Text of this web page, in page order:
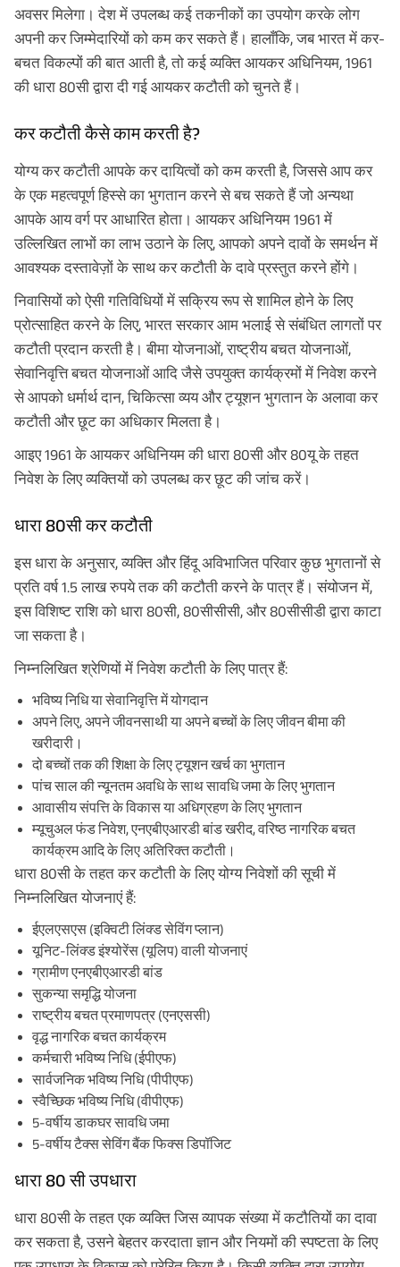
अवसर मिलेगा। देश में उपलब्ध कई तकनीकों का उपयोग करके लोग
अपनी कर जिम्मेदारियों को कम कर सकते हैं। हालाँकि, जब भारत में कर-
बचत विकल्पों की बात आती है, तो कई व्यक्ति आयकर अधिनियम, 1961
की धारा 80सी द्वारा दी गई आयकर कटौती को चुनते हैं।
कर कटौती कैसे काम करती है?
योग्य कर कटौती आपके कर दायित्वों को कम करती है, जिससे आप कर
के एक महत्वपूर्ण हिस्से का भुगतान करने से बच सकते हैं जो अन्यथा
आपके आय वर्ग पर आधारित होता। आयकर अधिनियम 1961 में
उल्लिखित लाभों का लाभ उठाने के लिए, आपको अपने दावों के समर्थन में
आवश्यक दस्तावेज़ों के साथ कर कटौती के दावे प्रस्तुत करने होंगे।
निवासियों को ऐसी गतिविधियों में सक्रिय रूप से शामिल होने के लिए
प्रोत्साहित करने के लिए, भारत सरकार आम भलाई से संबंधित लागतों पर
कटौती प्रदान करती है। बीमा योजनाओं, राष्ट्रीय बचत योजनाओं,
सेवानिवृत्ति बचत योजनाओं आदि जैसे उपयुक्त कार्यक्रमों में निवेश करने
से आपको धर्मार्थ दान, चिकित्सा व्यय और ट्यूशन भुगतान के अलावा कर
कटौती और छूट का अधिकार मिलता है।
आइए 1961 के आयकर अधिनियम की धारा 80सी और 80यू के तहत
निवेश के लिए व्यक्तियों को उपलब्ध कर छूट की जांच करें।
धारा 80सी कर कटौती
इस धारा के अनुसार, व्यक्ति और हिंदू अविभाजित परिवार कुछ भुगतानों से
प्रति वर्ष 1.5 लाख रुपये तक की कटौती करने के पात्र हैं। संयोजन में,
इस विशिष्ट राशि को धारा 80सी, 80सीसीसी, और 80सीसीडी द्वारा काटा
जा सकता है।
निम्नलिखित श्रेणियों में निवेश कटौती के लिए पात्र हैं:
भविष्य निधि या सेवानिवृत्ति में योगदान
अपने लिए, अपने जीवनसाथी या अपने बच्चों के लिए जीवन बीमा की
खरीदारी।
दो बच्चों तक की शिक्षा के लिए ट्यूशन खर्च का भुगतान
पांच साल की न्यूनतम अवधि के साथ सावधि जमा के लिए भुगतान
आवासीय संपत्ति के विकास या अधिग्रहण के लिए भुगतान
म्यूचुअल फंड निवेश, एनएबीएआरडी बांड खरीद, वरिष्ठ नागरिक बचत
कार्यक्रम आदि के लिए अतिरिक्त कटौती।
धारा 80सी के तहत कर कटौती के लिए योग्य निवेशों की सूची में
निम्नलिखित योजनाएं हैं:
ईएलएसएस (इक्विटी लिंक्ड सेविंग प्लान)
यूनिट-लिंक्ड इंश्योरेंस (यूलिप) वाली योजनाएं
ग्रामीण एनएबीएआरडी बांड
सुकन्या समृद्धि योजना
राष्ट्रीय बचत प्रमाणपत्र (एनएससी)
वृद्ध नागरिक बचत कार्यक्रम
कर्मचारी भविष्य निधि (ईपीएफ)
सार्वजनिक भविष्य निधि (पीपीएफ)
स्वैच्छिक भविष्य निधि (वीपीएफ)
5-वर्षीय डाकघर सावधि जमा
5-वर्षीय टैक्स सेविंग बैंक फिक्स डिपॉजिट
धारा 80 सी उपधारा
धारा 80सी के तहत एक व्यक्ति जिस व्यापक संख्या में कटौतियों का दावा
कर सकता है, उसने बेहतर करदाता ज्ञान और नियमों की स्पष्टता के लिए